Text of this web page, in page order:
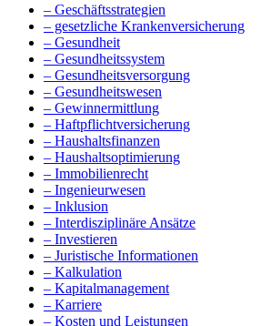
– Geschäftsstrategien
– gesetzliche Krankenversicherung
– Gesundheit
– Gesundheitssystem
– Gesundheitsversorgung
– Gesundheitswesen
– Gewinnermittlung
– Haftpflichtversicherung
– Haushaltsfinanzen
– Haushaltsoptimierung
– Immobilienrecht
– Ingenieurwesen
– Inklusion
– Interdisziplinäre Ansätze
– Investieren
– Juristische Informationen
– Kalkulation
– Kapitalmanagement
– Karriere
– Kosten und Leistungen